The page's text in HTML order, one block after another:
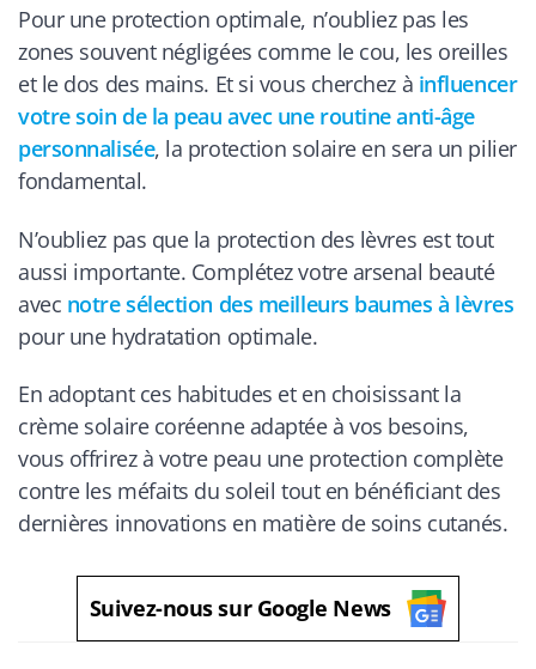
Pour une protection optimale, n’oubliez pas les
zones souvent négligées comme le cou, les oreilles
et le dos des mains. Et si vous cherchez à influencer
votre soin de la peau avec une routine anti-âge
personnalisée, la protection solaire en sera un pilier
fondamental.
N’oubliez pas que la protection des lèvres est tout
aussi importante. Complétez votre arsenal beauté
avec notre sélection des meilleurs baumes à lèvres
pour une hydratation optimale.
En adoptant ces habitudes et en choisissant la
crème solaire coréenne adaptée à vos besoins,
vous offrirez à votre peau une protection complète
contre les méfaits du soleil tout en bénéficiant des
dernières innovations en matière de soins cutanés.
Suivez-nous sur Google News